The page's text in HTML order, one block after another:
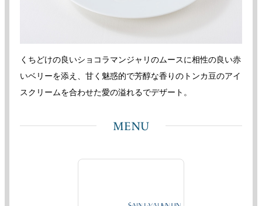
くちどけの良いショコラマンジャリのムースに相性の良い赤
いベリーを添え、甘く魅惑的で芳醇な香りのトンカ豆のアイ
スクリームを合わせた愛の溢れるでデザート。
MENU